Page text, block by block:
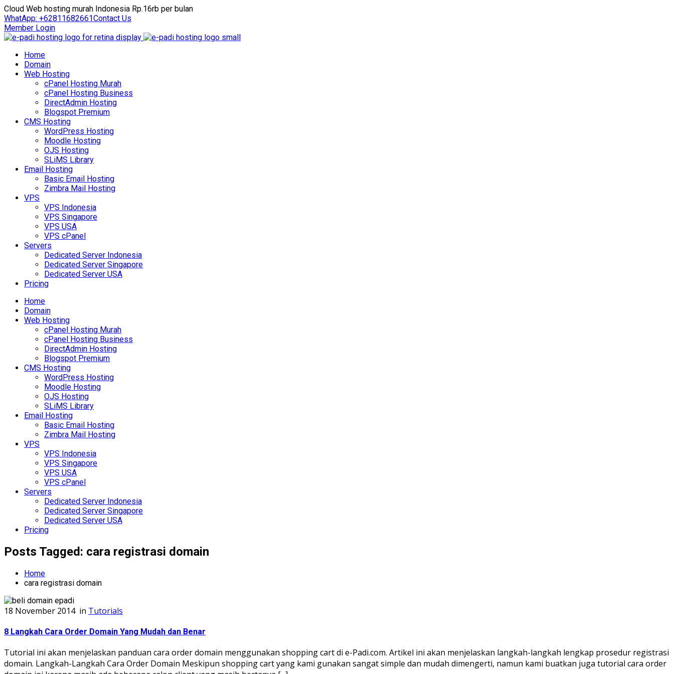
Cloud Web hosting murah Indonesia Rp.16rb per bulan
WhatApp: +62811682661Contact Us
Member Login
Home
Domain
Web Hosting
cPanel Hosting Murah
cPanel Hosting Business
DirectAdmin Hosting
Blogspot Premium
CMS Hosting
WordPress Hosting
Moodle Hosting
OJS Hosting
SLiMS Library
Email Hosting
Basic Email Hosting
Zimbra Mail Hosting
VPS
VPS Indonesia
VPS Singapore
VPS USA
VPS cPanel
Servers
Dedicated Server Indonesia
Dedicated Server Singapore
Dedicated Server USA
Pricing
Home
Domain
Web Hosting
cPanel Hosting Murah
cPanel Hosting Business
DirectAdmin Hosting
Blogspot Premium
CMS Hosting
WordPress Hosting
Moodle Hosting
OJS Hosting
SLiMS Library
Email Hosting
Basic Email Hosting
Zimbra Mail Hosting
VPS
VPS Indonesia
VPS Singapore
VPS USA
VPS cPanel
Servers
Dedicated Server Indonesia
Dedicated Server Singapore
Dedicated Server USA
Pricing
Posts Tagged: cara registrasi domain
Home
cara registrasi domain
18 November 2014 in Tutorials
8 Langkah Cara Order Domain Yang Mudah dan Benar
Tutorial ini akan menjelaskan panduan cara order domain menggunakan shopping cart di e-Padi.com. Artikel ini akan menjelaskan langkah-langkah lengkap prosedur registrasi
domain. Langkah-Langkah Cara Order Domain Meskipun shopping cart yang kami gunakan sangat simple dan mudah dimengerti, namun kami buatkan juga tutorial cara order